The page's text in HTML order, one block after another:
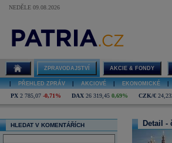
NEDĚLE 09.08.2026
ZPRAVODAJSTVÍ AKCIE & FONDY
PŘEHLED ZPRÁV AKCIOVÉ EKONOMICKÉ
PX 2 785,07 -0,71% DAX 26 319,45 0,69% CZK/€
HLEDAT V KOMENTÁŘÍCH Detail -